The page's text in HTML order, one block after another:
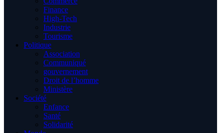
Finance
High-Tech
Industrie
Tourisme
Politique
Association
Communiqué
gouvernement
Droit de l’homme
Ministère
Société
Enfance
Santé
Solidarité